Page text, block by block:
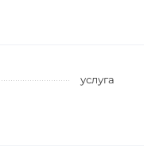
услуга